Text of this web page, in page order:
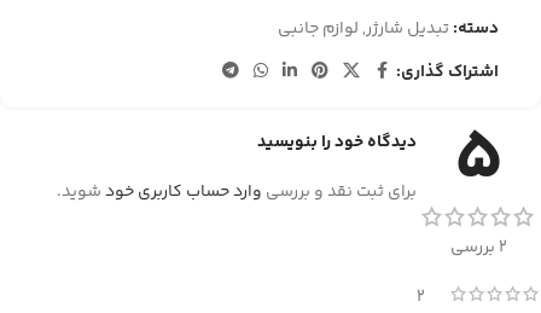
دسته:تبدیل شارژر, لوازم جانبی
اشتراک گذاری:
5
2 بررسی
2
دیدگاه خود را بنویسید
برای ثبت نقد و بررسی وارد حساب کاربری خودشوید.